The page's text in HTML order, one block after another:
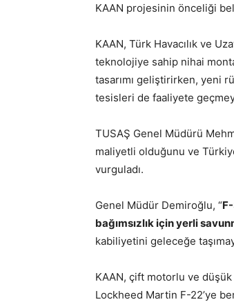
KAAN projesinin önceliği
KAAN, Türk Havacılık ve
teknolojiye sahip nihai
tasarımı geliştirirken, yeni
tesisleri de faaliyete
TUSAŞ Genel Müdürü
maliyetli olduğunu ve
vurguladı.
Genel Müdür Demiroğlu, “
bağımsızlık için yerli
kabiliyetini geleceğe
KAAN, çift motorlu ve
Lockheed Martin F-22’ye